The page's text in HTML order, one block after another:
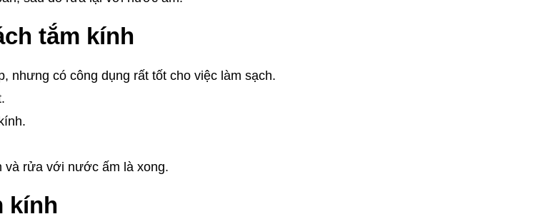
tắm kính
nhưng có công dụng rất tốt cho việc làm sạch.
và rửa với nước ấm là xong.
kính